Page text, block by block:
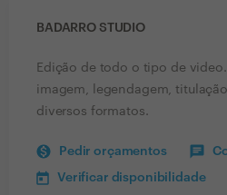
BADARRO STUDIO
Edição de todo o tipo de
imagem, legendagem,
diversos formatos.
Pedir orçamentos
Verificar disponibilidade